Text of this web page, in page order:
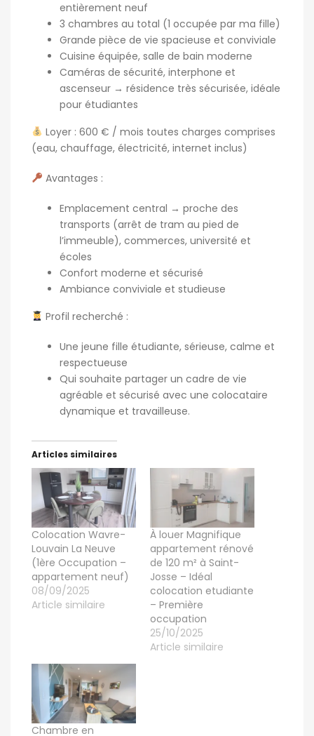
entièrement neuf
3 chambres au total (1 occupée par ma fille)
Grande pièce de vie spacieuse et conviviale
Cuisine équipée, salle de bain moderne
Caméras de sécurité, interphone et
ascenseur → résidence très sécurisée, idéale
pour étudiantes
Loyer : 600 € / mois toutes charges comprises
(eau, chauffage, électricité, internet inclus)
Avantages :
Emplacement central → proche des
transports (arrêt de tram au pied de
l’immeuble), commerces, université et
écoles
Confort moderne et sécurisé
Ambiance conviviale et studieuse
Profil recherché :
Une jeune fille étudiante, sérieuse, calme et
respectueuse
Qui souhaite partager un cadre de vie
agréable et sécurisé avec une colocataire
dynamique et travailleuse.
Articles similaires
Colocation Wavre-
Louvain La Neuve
(1ère Occupation –
appartement neuf)
08/09/2025
Article similaire
À louer Magnifique
appartement rénové
de 120 m² à Saint-
Josse – Idéal
colocation etudiante
– Première
occupation
25/10/2025
Article similaire
Chambre en